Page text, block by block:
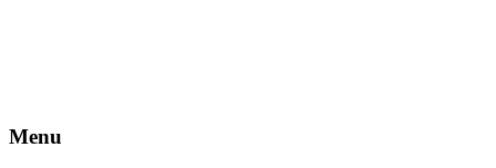
Menu